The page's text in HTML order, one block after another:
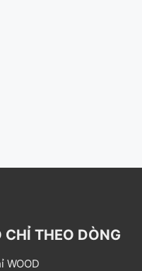
CHỈ THEO DÒNG
WOOD